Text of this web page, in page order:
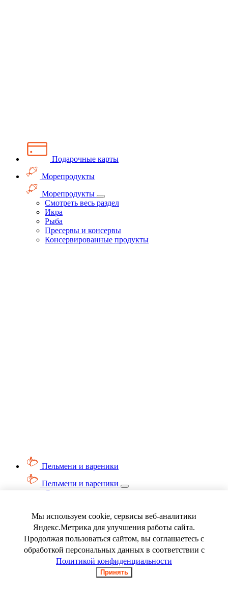
Подарочные карты
Морепродукты
Морепродукты
Смотреть весь раздел
Икра
Рыба
Пресервы и консервы
Консервированные продукты
Пельмени и вареники
Пельмени и вареники
Смотреть весь раздел
Ягода замороженная
Мы используем cookie, сервисы веб-аналитики
Яндекс.Метрика для улучшения работы сайта.
Продолжая пользоваться сайтом, вы соглашаетесь с
обработкой персональных данных в соответствии с
Политикой конфиденциальности
Принять